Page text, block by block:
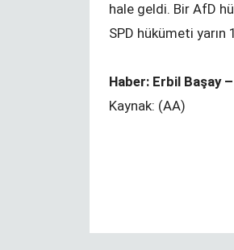
hale geldi. Bir AfD
SPD hükümeti
Haber: Erbil Başay
Kaynak: (AA)
Yapraklar